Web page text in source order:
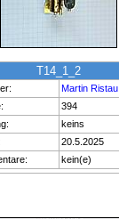
T14_1_2
Martin Ristau
394
keins
20.5.2025
kein(e)